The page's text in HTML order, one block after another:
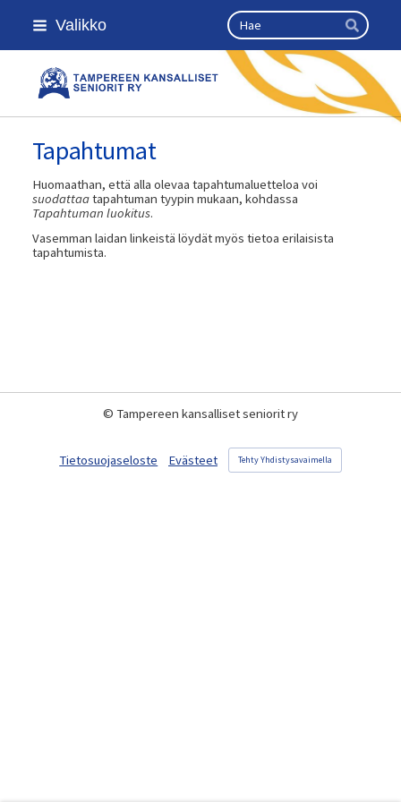
Siirry
sivun
Valikko Haku
Hae
Kansallinen senioriliitto
Tapahtumat
Huomaathan, että alla olevaa tapahtumaluetteloa voi
suodattaatapahtuman tyypin mukaan, kohdassa
Tapahtuman luokitus.
Vasemman laidan linkeistä löydät myös tietoa erilaisista
tapahtumista.
© Tampereen kansalliset seniorit ry
Tietosuojaseloste Evästeet Tehty Yhdistysavaimella